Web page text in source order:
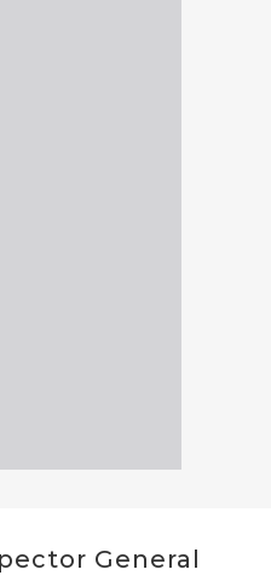
General